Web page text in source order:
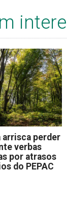
arrisca perder
verbas
por atrasos
do PEPAC